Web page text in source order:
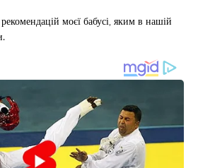
моєї бабусі, яким в нашій